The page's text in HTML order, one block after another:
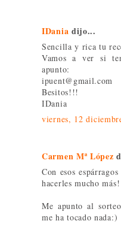
IDania dijo...
Sencilla y rica tu
Vamos a ver si
apunto:
ipuent@gmail.com
Besitos!!!
IDania
viernes, 12
Carmen Mª López
Con esos
hacerles mucho más!
Me apunto al
me ha tocado nada:)